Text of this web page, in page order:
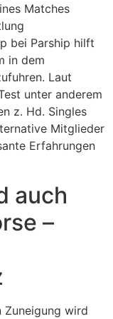
Matches
bei Parship hilft
in dem
Laut
unter anderem
z. Hd. Singles
Mitglieder
Erfahrungen
auch
–
Zuneigung wird